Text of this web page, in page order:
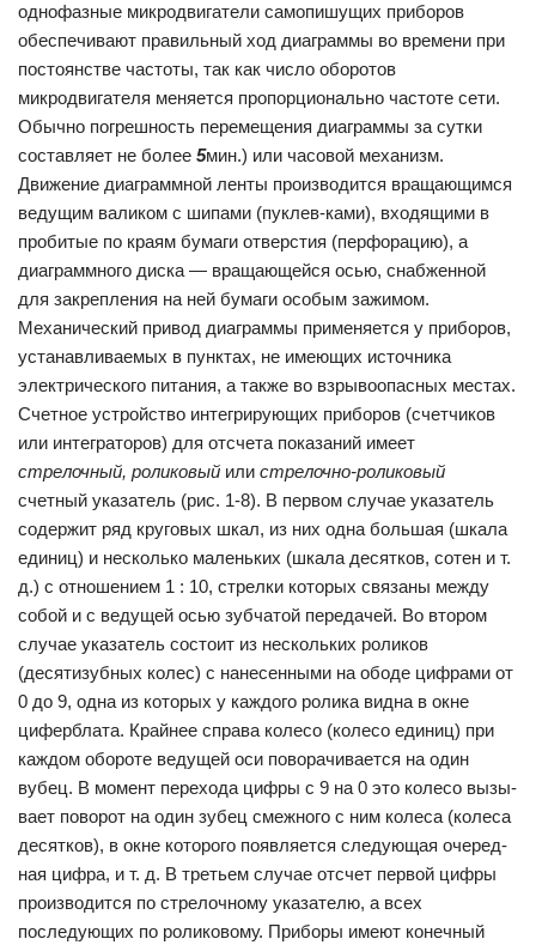
однофазные микродвигатели самопишущих при­боров
обеспечивают правильный ход диаграммы во времени при
постоянстве частоты, так как число оборотов
микродвигателя меня­ется пропорционально частоте сети.
Обычно погрешность переме­щения диаграммы за сутки
составляет не более 5мин.) или часо­вой механизм.
Движение диаграммной ленты произво­дится вращающимся
ведущим валиком с шипами (пуклев-ками), входящими в
пробитые по краям бумаги отверс­тия (перфорацию), а
диаграммного диска — вращающейся осью, снабженной
для закрепления на ней бумаги особым зажимом.
Механический привод диаграммы применяется у приборов,
устанавливаемых в пунктах, не имеющих источника
электрического питания, а также во взрыво­опасных местах.
Счетное устройство интегрирующих прибо­ров (счетчиков
или интеграторов) для отсчета показаний имеет
стрелочный, роликовый или стрелочно-роликовый
счетный указатель (рис. 1-8). В первом случае указатель
содержит ряд круговых шкал, из них одна большая (шкала
единиц) и несколько маленьких (шкала десятков, сотен и т.
д.) с отношением 1 : 10, стрелки которых связа­ны между
собой и с ведущей осью зубчатой передачей. Во втором
случае указатель состоит из нескольких роли­ков
(десятизубных колес) с нанесенными на ободе цифрами от
0 до 9, одна из которых у каждого ролика видна в окне
циферблата. Крайнее справа колесо (колесо единиц) при
каждом обороте ведущей оси поворачивается на один
вубец. В момент перехода цифры с 9 на 0 это колесо вызы­
вает поворот на один зубец смежного с ним колеса (колеса
десятков), в окне которого появляется следующая очеред­
ная цифра, и т. д. В третьем случае отсчет первой цифры
производится по стрелочному указателю, а всех
последующих по роликовому. Приборы имеют конечный